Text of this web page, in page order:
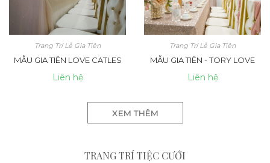
Trang Trí Lễ Gia Tiên
MẪU GIA TIÊN LOVE CATLES
Liên hệ
Trang Trí Lễ Gia Tiên
MẪU GIA TIÊN - TORY LOVE
Liên hệ
XEM THÊM
TRANG TRÍ TIỆC CƯỚI